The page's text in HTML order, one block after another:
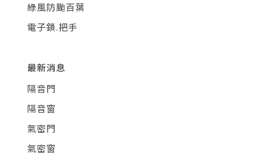
綠風防颱百葉
電子鎖.把手
最新消息
隔音門
隔音窗
氣密門
氣密窗